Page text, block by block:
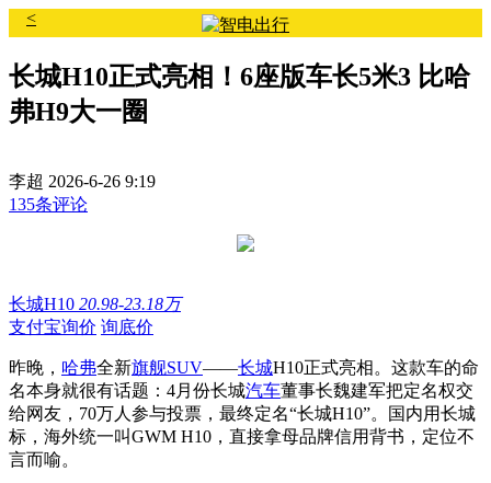
<
长城H10正式亮相！6座版车长5米3 比哈
弗H9大一圈
李超 2026-6-26 9:19
135条评论
长城H10 20.98-23.18万
支付宝询价 询底价
昨晚， 哈弗全新旗舰SUV——长城H10正式亮相。这款车的命
名本身就很有话题：4月份长城汽车董事长魏建军把定名权交
给网友，70万人参与投票，最终定名“长城H10”。国内用长城
标，海外统一叫GWM H10，直接拿母品牌信用背书，定位不
言而喻。